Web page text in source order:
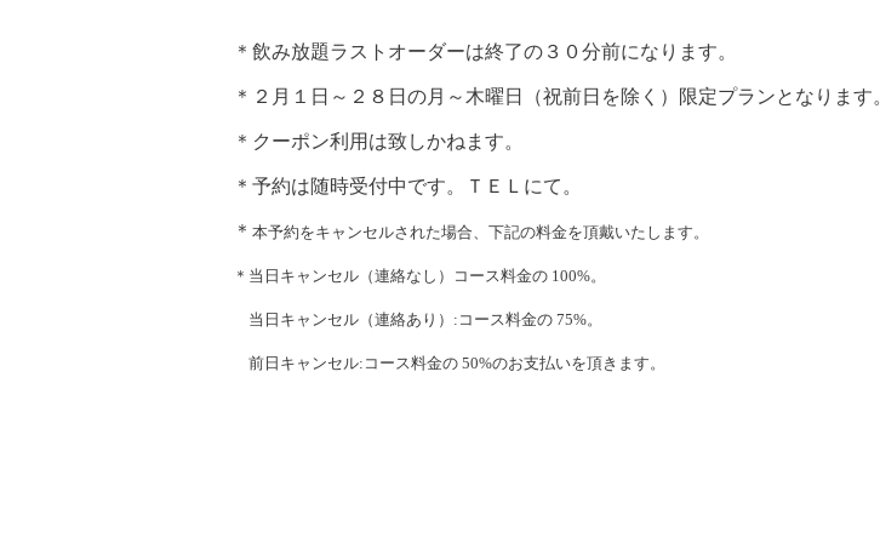
＊飲み放題ラストオーダーは終了の３０分前になります。
＊２月１日～２８日の月～木曜日（祝前日を除く）限定プランとなります。
＊クーポン利用は致しかねます。
＊予約は随時受付中です。ＴＥＬにて。
＊ 本予約をキャンセルされた場合、下記の料金を頂戴いたします。
＊当日キャンセル（連絡なし）コース料金の 100%。
当日キャンセル（連絡あり）:コース料金の 75%。
前日キャンセル:コース料金の 50%のお支払いを頂きます。